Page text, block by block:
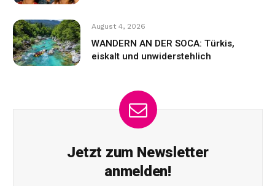
August 4, 2026
WANDERN AN DER SOCA: Türkis,
eiskalt und unwiderstehlich
Jetzt zum Newsletter
anmelden!